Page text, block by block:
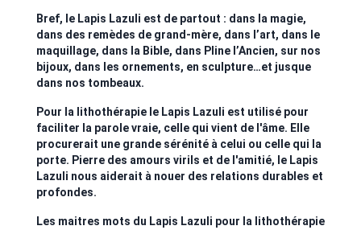
Bref, le Lapis Lazuli est de partout : dans la magie,
dans des remèdes de grand-mère, dans l’art, dans le
maquillage, dans la Bible, dans Pline l’Ancien, sur nos
bijoux, dans les ornements, en sculpture…et jusque
dans nos tombeaux.
Pour la lithothérapie le Lapis Lazuli est utilisé pour
faciliter la parole vraie, celle qui vient de l'âme. Elle
procurerait une grande sérénité à celui ou celle qui la
porte. Pierre des amours virils et de l'amitié, le Lapis
Lazuli nous aiderait à nouer des relations durables et
profondes.
Les maitres mots du Lapis Lazuli pour la lithothérapie